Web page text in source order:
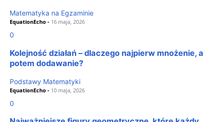
Matematyka na Egzaminie
EquationEcho - 16 maja, 2026
0
Kolejność działań – dlaczego najpierw mnożenie, a
potem dodawanie?
Podstawy Matematyki
EquationEcho - 10 maja, 2026
0